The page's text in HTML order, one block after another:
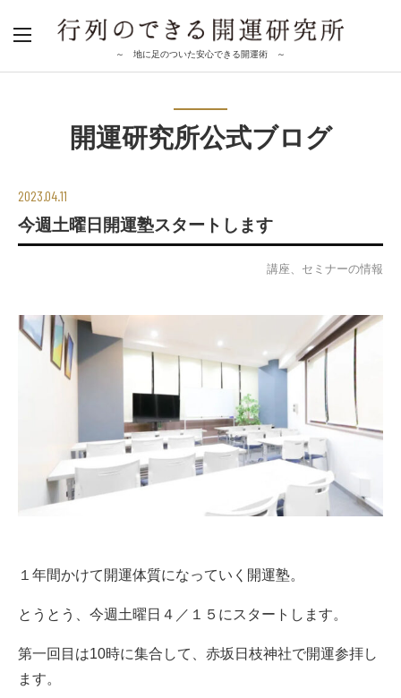
～ 地に足のついた安心できる開運術 ～
開運研究所公式ブログ
2023.04.11
今週土曜日開運塾スタートします
講座、セミナーの情報
１年間かけて開運体質になっていく開運塾。
とうとう、今週土曜日４／１５にスタートします。
第一回目は10時に集合して、赤坂日枝神社で開運参拝し
ます。